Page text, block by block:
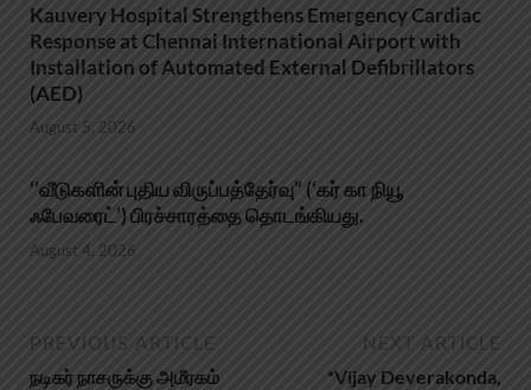
Kauvery Hospital Strengthens Emergency Cardiac
Response at Chennai International Airport with
Installation of Automated External Defibrillators
(AED)
August 5, 2026
‘’வீடுகளின் புதிய விருப்பத்தேர்வு” (‘கர் கா நியூ
ஃபேவரைட்’) பிரச்சாரத்தை தொடங்கியது.
August 4, 2026
PREVIOUS ARTICLE
நடிகர் நாசருக்கு அமீரகம்
NEXT ARTICLE
*Vijay Deverakonda,